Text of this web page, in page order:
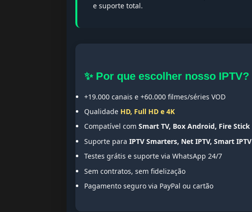
e suporte total.
✨ Por que escolher nosso IPTV?
+19.000 canais e +60.000 filmes/séries VOD
Qualidade HD, Full HD e 4K
Compatível com Smart TV, Box Android, Fire Stick
Suporte para IPTV Smarters, Net IPTV, Smart IPTV
Testes grátis e suporte via WhatsApp 24/7
Sem contratos, sem fidelização
Pagamento seguro via PayPal ou cartão